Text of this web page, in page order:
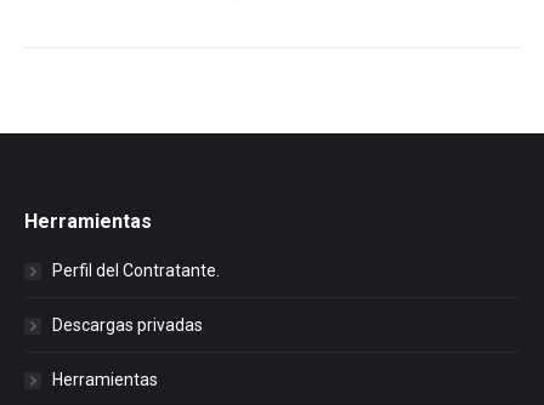
Herramientas
Perfil del Contratante.
Descargas privadas
Herramientas